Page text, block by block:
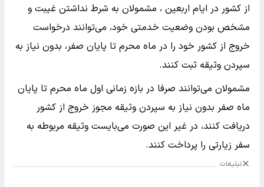
از کشور در ایام اربعین ، مشمولان به شرط نداشتن غیبت و
مشخص بودن وضعیت خدمتی خود، می‌توانند درخواست
خروج از کشور خود را در ماه محرم تا پایان صفر، بدون نیاز به
سپردن وثیقه ثبت کنند.
مشمولان می‌توانند صرفا در بازه زمانی اول ماه محرم تا پایان
ماه صفر بدون نیاز به سپردن وثیقه مجوز خروج از کشور
دریافت کنند، در غیر این صورت می‌بایست وثیقه مربوطه به
سفر زیارتی را پرداخت کنند.
تبلیغات